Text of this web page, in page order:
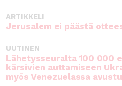
ARTIKKELI
Jerusalem ei päästä
UUTINEN
Lähetysseuralta 100 000
kärsivien auttamiseen
myös Venezuelassa